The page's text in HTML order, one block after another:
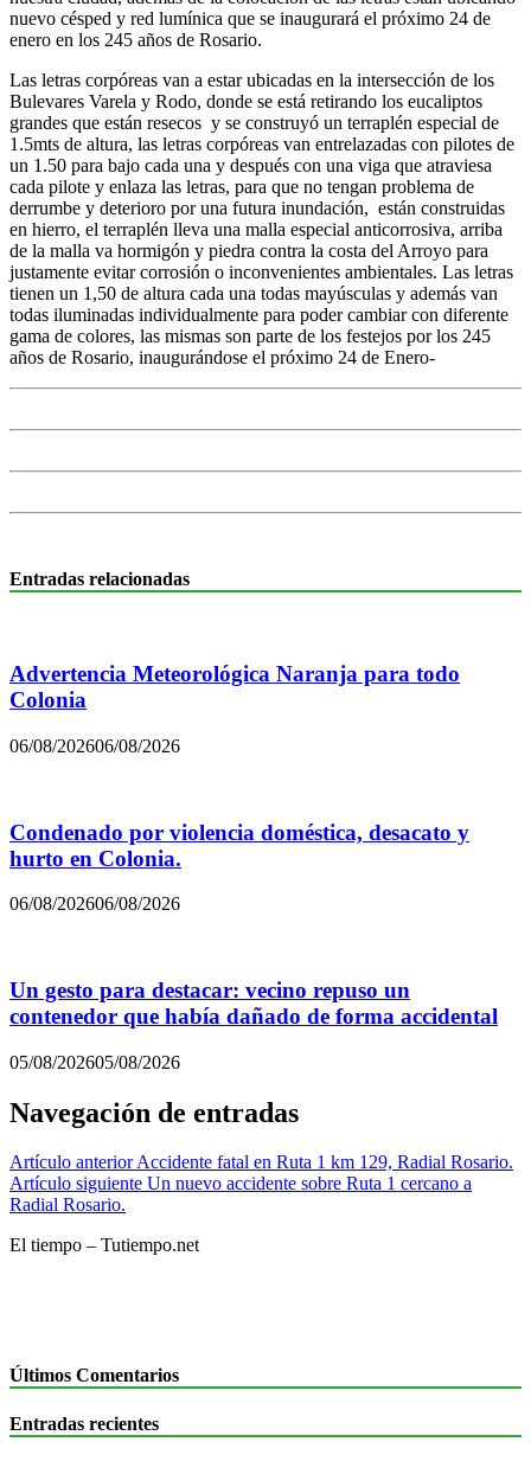
nuevo césped y red lumínica que se inaugurará el próximo 24 de
enero en los 245 años de Rosario.
Las letras corpóreas van a estar ubicadas en la intersección de los
Bulevares Varela y Rodo, donde se está retirando los eucaliptos
grandes que están resecos y se construyó un terraplén especial de
1.5mts de altura, las letras corpóreas van entrelazadas con pilotes de
un 1.50 para bajo cada una y después con una viga que atraviesa
cada pilote y enlaza las letras, para que no tengan problema de
derrumbe y deterioro por una futura inundación, están construidas
en hierro, el terraplén lleva una malla especial anticorrosiva, arriba
de la malla va hormigón y piedra contra la costa del Arroyo para
justamente evitar corrosión o inconvenientes ambientales. Las letras
tienen un 1,50 de altura cada una todas mayúsculas y además van
todas iluminadas individualmente para poder cambiar con diferente
gama de colores, las mismas son parte de los festejos por los 245
años de Rosario, inaugurándose el próximo 24 de Enero-
Entradas relacionadas
Advertencia Meteorológica Naranja para todo
Colonia
06/08/202606/08/2026
Condenado por violencia doméstica, desacato y
hurto en Colonia.
06/08/202606/08/2026
Un gesto para destacar: vecino repuso un
contenedor que había dañado de forma accidental
05/08/202605/08/2026
Navegación de entradas
Artículo anteriorAccidente fatal en Ruta 1 km 129, Radial Rosario.
Artículo siguiente Un nuevo accidente sobre Ruta 1 cercano a
Radial Rosario.
El tiempo – Tutiempo.net
Últimos Comentarios
Entradas recientes